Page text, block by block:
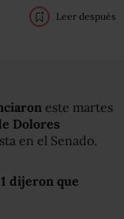
Leer después
este martes
Dolores
en el Senado.
dijeron que